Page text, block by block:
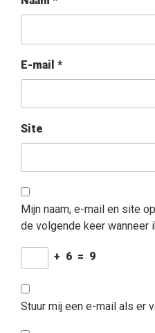
E-mail *
Site
Mijn naam, e-mail en site
de volgende keer wanneer
+ 6 = 9
Stuur mij een e-mail als er